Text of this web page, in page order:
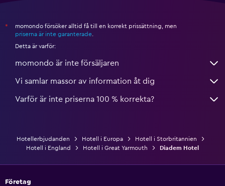
*
momondo försöker alltid få till en korrekt prissättning, men
priserna är inte garanterade
Detta är varför:
momondo är inte försäljaren
Vi samlar massor av information åt dig
Varför är inte priserna 100 % korrekta?
Hotellerbjudanden Hotell i Europa
Hotell i Storbritannien
Hotell i England
Hotell i Great Yarmouth Diadem Hotel
Företag